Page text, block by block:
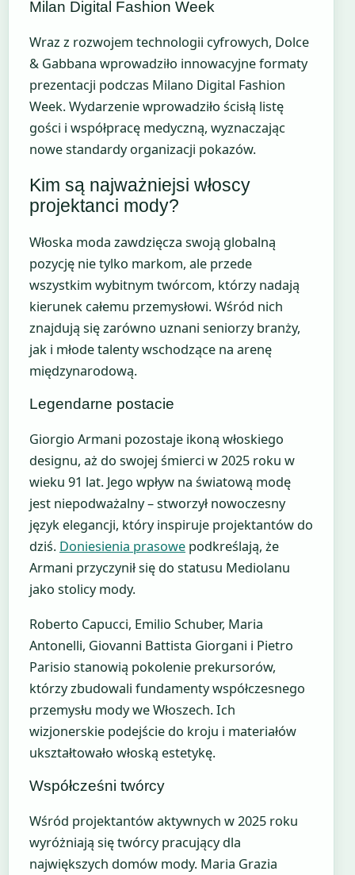
Milan Digital Fashion Week
Wraz z rozwojem technologii cyfrowych, Dolce
& Gabbana wprowadziło innowacyjne formaty
prezentacji podczas Milano Digital Fashion
Week. Wydarzenie wprowadziło ścisłą listę
gości i współpracę medyczną, wyznaczając
nowe standardy organizacji pokazów.
Kim są najważniejsi włoscy
projektanci mody?
Włoska moda zawdzięcza swoją globalną
pozycję nie tylko markom, ale przede
wszystkim wybitnym twórcom, którzy nadają
kierunek całemu przemysłowi. Wśród nich
znajdują się zarówno uznani seniorzy branży,
jak i młode talenty wschodzące na arenę
międzynarodową.
Legendarne postacie
Giorgio Armani pozostaje ikoną włoskiego
designu, aż do swojej śmierci w 2025 roku w
wieku 91 lat. Jego wpływ na światową modę
jest niepodważalny – stworzył nowoczesny
język elegancji, który inspiruje projektantów do
dziś. Doniesienia prasowe podkreślają, że
Armani przyczynił się do statusu Mediolanu
jako stolicy mody.
Roberto Capucci, Emilio Schuber, Maria
Antonelli, Giovanni Battista Giorgani i Pietro
Parisio stanowią pokolenie prekursorów,
którzy zbudowali fundamenty współczesnego
przemysłu mody we Włoszech. Ich
wizjonerskie podejście do kroju i materiałów
ukształtowało włoską estetykę.
Współcześni twórcy
Wśród projektantów aktywnych w 2025 roku
wyróżniają się twórcy pracujący dla
największych domów mody. Maria Grazia